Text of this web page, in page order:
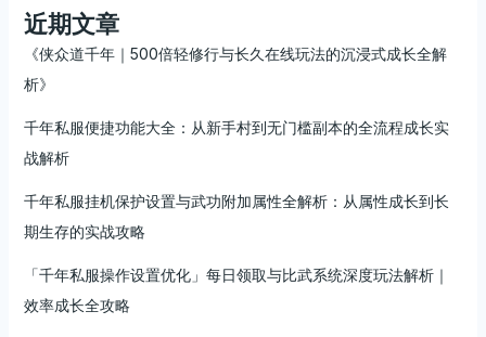
近期文章
《侠众道千年｜500倍轻修行与长久在线玩法的沉浸式成长全解
析》
千年私服便捷功能大全：从新手村到无门槛副本的全流程成长实
战解析
千年私服挂机保护设置与武功附加属性全解析：从属性成长到长
期生存的实战攻略
「千年私服操作设置优化」每日领取与比武系统深度玩法解析｜
效率成长全攻略